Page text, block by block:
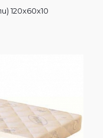
120х60х10